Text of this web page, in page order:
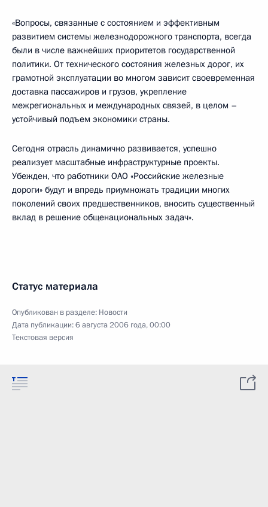
«Вопросы, связанные с состоянием и эффективным
развитием системы железнодорожного транспорта, всегда
были в числе важнейших приоритетов государственной
политики. От технического состояния железных дорог, их
грамотной эксплуатации во многом зависит своевременная
доставка пассажиров и грузов, укрепление
межрегиональных и международных связей, в целом –
устойчивый подъем экономики страны.
Сегодня отрасль динамично развивается, успешно
реализует масштабные инфраструктурные проекты.
Убежден, что работники ОАО «Российские железные
дороги» будут и впредь приумножать традиции многих
поколений своих предшественников, вносить существенный
вклад в решение общенациональных задач».
Статус материала
Опубликован в разделе: Новости
Дата публикации:6 августа 2006 года, 00:00
Текстовая версия